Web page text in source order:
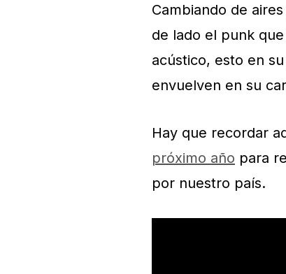
Cambiando de
de lado el punk
acústico, esto en
envuelven en su
Hay que recordar
próximo año para
por nuestro país.